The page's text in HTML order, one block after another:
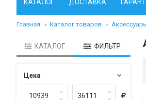
КАТАЛОГ ДОСТАВКА
Главная Каталог товаров
КАТАЛОГ ФИЛЬТР
Цена